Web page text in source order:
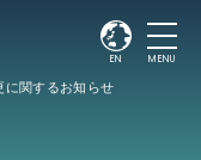
EN MENU
に関するお知らせ